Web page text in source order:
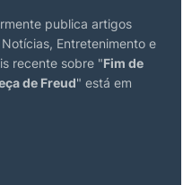
publica artigos
Entretenimento e
recente sobre "Fim de
de Freud" está em